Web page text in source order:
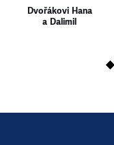
Dvořákovi Hana
a Dalimil